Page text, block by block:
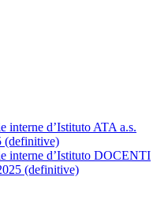
interne d’Istituto ATA a.s.
(definitive)
interne d’Istituto DOCENTI
(definitive)